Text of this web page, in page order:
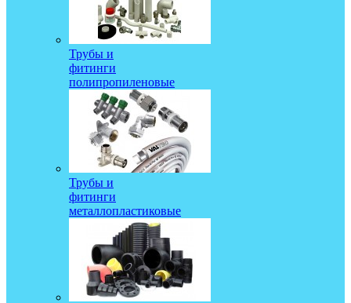
Трубы и
фитинги
полипропиленовые
Трубы и
фитинги
металлопластиковые